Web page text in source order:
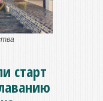
старт